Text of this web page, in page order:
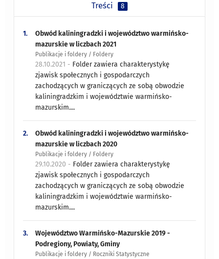
Treści 8
1.
Obwód kaliningradzki i województwo warmińsko-
mazurskie w liczbach 2021
Publikacje i foldery / Foldery
28.10.2021 - Folder zawiera charakterystykę
zjawisk społecznych i gospodarczych
zachodzących w graniczących ze sobą obwodzie
kaliningradzkim i województwie warmińsko-
mazurskim....
2.
Obwód kaliningradzki i województwo warmińsko-
mazurskie w liczbach 2020
Publikacje i foldery / Foldery
29.10.2020 - Folder zawiera charakterystykę
zjawisk społecznych i gospodarczych
zachodzących w graniczących ze sobą obwodzie
kaliningradzkim i województwie warmińsko-
mazurskim....
3.
Województwo Warmińsko-Mazurskie 2019 -
Podregiony, Powiaty, Gminy
Publikacje i foldery / Roczniki Statystyczne